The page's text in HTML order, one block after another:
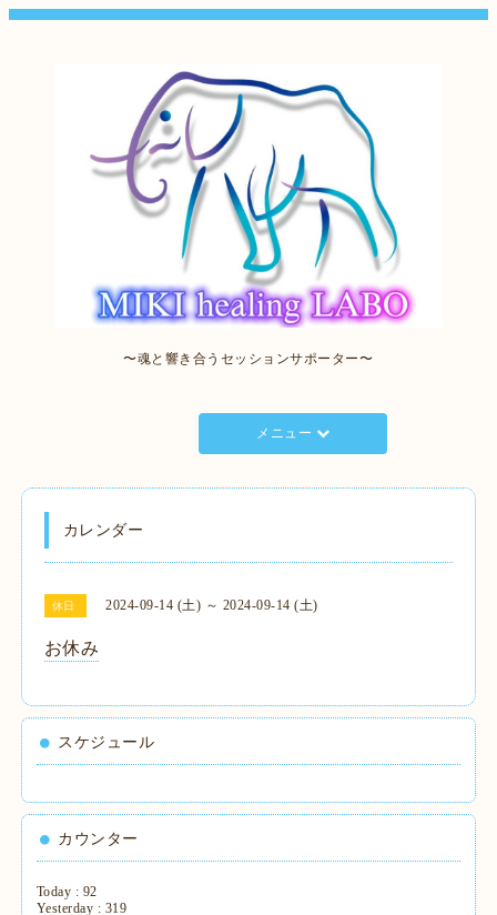
〜魂と響き合うセッションサポーター〜
メニュー
カレンダー
休日 2024-09-14 (土) ～ 2024-09-14 (土)
お休み
スケジュール
カウンター
Today : 92
Yesterday : 319